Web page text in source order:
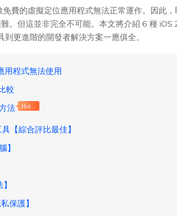
費的虛擬定位應用程式無法正常運作。因此
。但這並非完全不可能。本文將介紹 6 種
更進階的開發者解決方案一應俱全。
用程式無法使用
較
法
Hot
【綜合評比最佳】
】
保護】